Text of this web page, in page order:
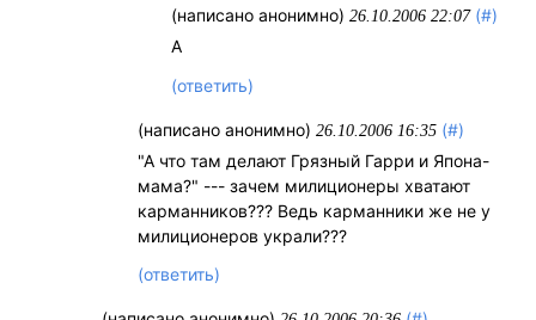
(написано анонимно) 26.10.2006 22:07 (#)
А
(ответить)
(написано анонимно)26.10.2006 16:35 (#)
"А что там делают Грязный Гарри и Япона-
мама?" --- зачем милиционеры хватают
карманников??? Ведь карманники же не у
милиционеров украли???
(ответить)